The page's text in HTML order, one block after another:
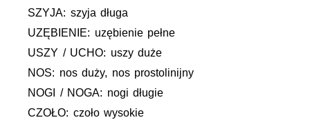
SZYJA: szyja długa
UZĘBIENIE: uzębienie pełne
USZY / UCHO: uszy duże
NOS: nos duży, nos prostolinijny
NOGI / NOGA: nogi długie
CZOŁO: czoło wysokie